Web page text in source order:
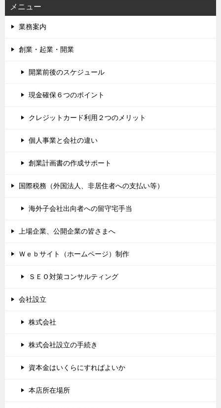
メニュー
業務案内
創業・起業・開業
開業前後のスケジュール
現金確保６つのポイント
クレジットカード利用２つのメリット
個人事業と会社の違い
創業計画書の作成サポート
国際税務（外国法人、非居住者への支払い等）
海外子会社出向者への留守宅手当
上場企業、公開企業の皆さまへ
Ｗｅｂサイト（ホームページ）制作
ＳＥＯ対策コンサルティング
会社設立
株式会社
株式会社設立の手続き
資本金はいくらにすればよいか
本店所在場所